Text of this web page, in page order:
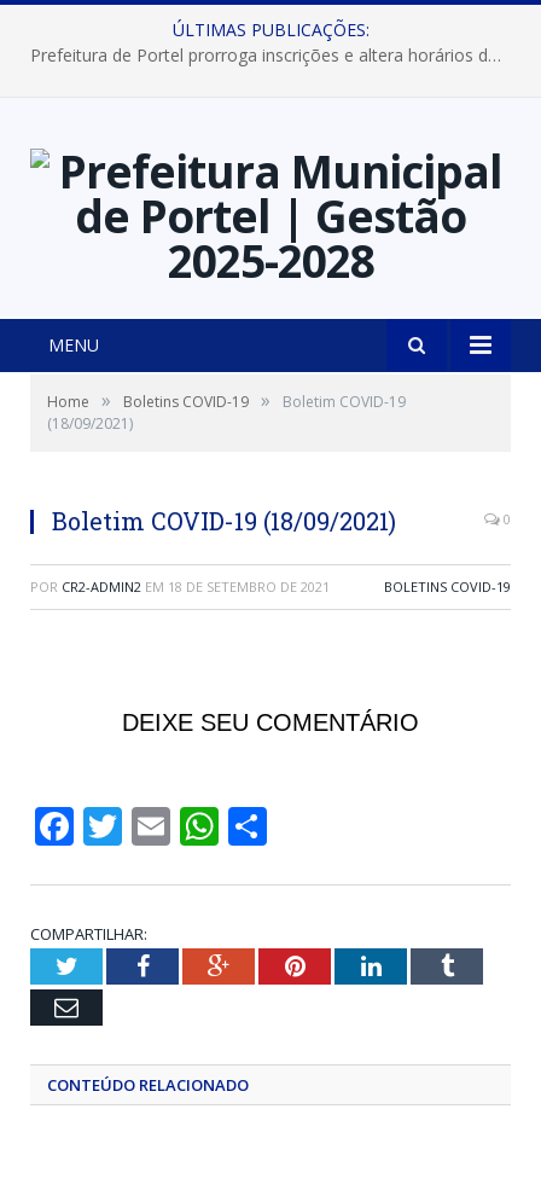
ÚLTIMAS PUBLICAÇÕES:
Prefeitura de Portel prorroga inscrições e altera horários dos concursos “Musa” e “Miss Mix Verão 2026”
MENU
Home » Boletins COVID-19 »
Boletim COVID-19
(18/09/2021)
Boletim COVID-19 (18/09/2021) 0
POR CR2-ADMIN2 EM 18 DE SETEMBRO DE 2021 BOLETINS COVID-19
DEIXE SEU COMENTÁRIO
Facebook
Twitter
EmailWhatsApp
COMPARTILHAR:
TwitterFacebookGoogle+PinterestLinkedInTumblr
Email
CONTEÚDO RELACIONADO